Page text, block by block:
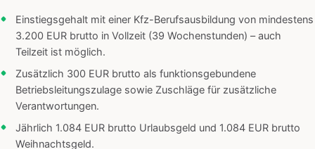
Einstiegsgehalt mit einer Kfz-Berufsausbildung von mindestens
3.200 EUR brutto in Vollzeit (39 Wochenstunden) – auch
Teilzeit ist möglich.
Zusätzlich 300 EUR brutto als funktionsgebundene
Betriebsleitungszulage sowie Zuschläge für zusätzliche
Verantwortungen.
Jährlich 1.084 EUR brutto Urlaubsgeld und 1.084 EUR brutto
Weihnachtsgeld.